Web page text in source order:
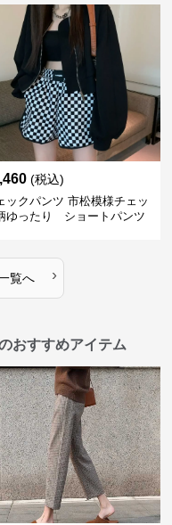
(税込)
ックパンツ 市松模様チェッ
ゆったり ショートパンツ
覧へ ›
おすすめアイテム